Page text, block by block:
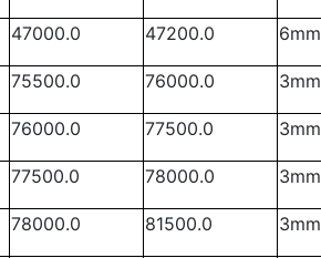
47000.0 47200.0 6mm
75500.0 76000.0 3mm
76000.0 77500.0 3mm
77500.0 78000.0 3mm
78000.0 81500.0 3mm